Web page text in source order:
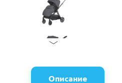
Описание